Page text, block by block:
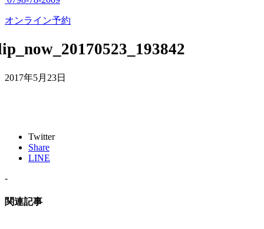
オンライン予約
2017年5月23日
Twitter
Share
LINE
-
関連記事